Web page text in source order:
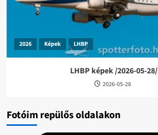
2026 Képek LHBP
LHBP képek /2026-05-28/
2026-05-28
Fotóim repülős oldalakon